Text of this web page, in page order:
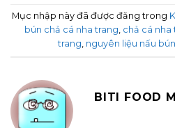
Mục nhập này đã được đăng trong
bún chả cá nha trang, chả cá nha
trang, nguyên liệu nấu
BITI FOOD